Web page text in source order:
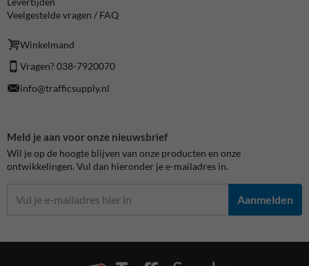
Veelgestelde vragen / FAQ
Winkelmand
Vragen? 038-7920070
info@trafficsupply.nl
Meld je aan voor onze nieuwsbrief
Wil je op de hoogte blijven van onze producten en onze
ontwikkelingen. Vul dan hieronder je e-mailadres in.
Aanmelden